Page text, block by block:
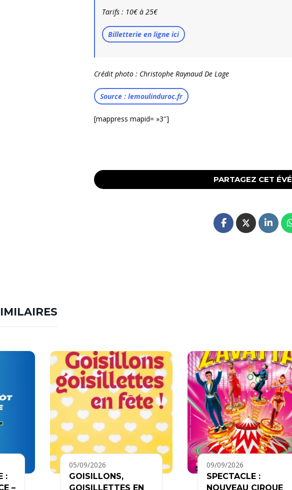
Tarifs : 10€ à 25€
Billetterie en ligne ici
Crédit photo : Christophe Raynaud De Lage
Source : lemoulinduroc.fr
[mappress mapid= »3″]
PARTAGEZ CET
:
–
05/09/2026
GOISILLONS,
GOISILLETTES EN
09/09/2026
SPECTACLE :
NOUVEAU CIRQUE